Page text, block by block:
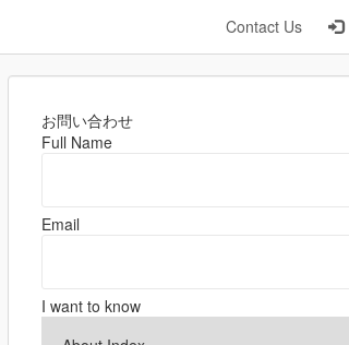
Contact Us
お問い合わせ
Full Name
Email
I want to know